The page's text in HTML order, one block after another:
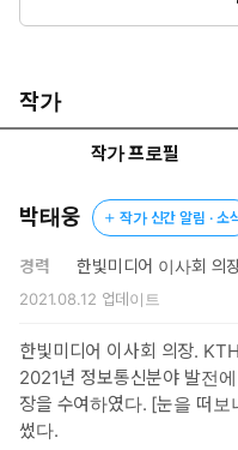
작가
작가 프로필
박태웅 작가 신간 알림 · 소
경력 한빛미디어 이사회 의
2021.08.12 업데이트
한빛미디어 이사회 의장.
2021년 정보통신분야 발전
장을 수여하였다. [눈을 떠
썼다.